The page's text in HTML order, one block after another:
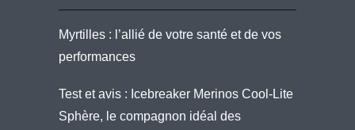
Myrtilles : l’allié de votre santé et de vos
performances
Test et avis : Icebreaker Merinos Cool-Lite
Sphère, le compagnon idéal des